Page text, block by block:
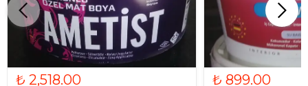
₺ 2,518.00 ₺ 899.00